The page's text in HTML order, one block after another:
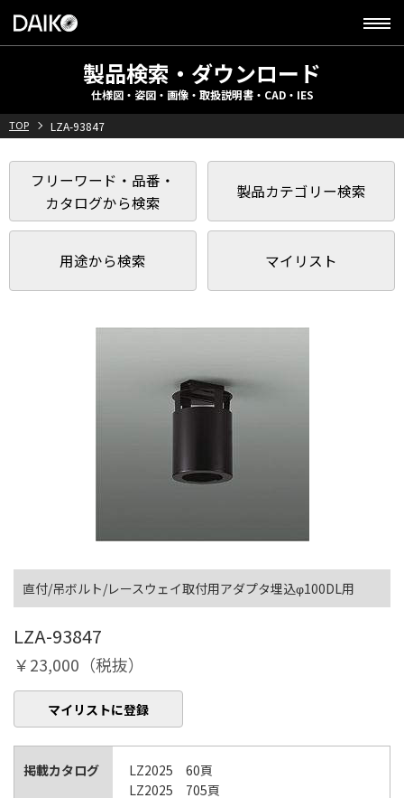
製品検索・ダウンロード
仕様図・姿図・画像・取扱説明書・CAD・IES
TOP LZA-93847
フリーワード・品番・
カタログから検索
製品カテゴリー検索
用途から検索 マイリスト
直付/吊ボルト/レースウェイ取付用アダプタ埋込φ100DL用
LZA-93847
￥23,000（税抜）
マイリストに登録
掲載カタログ
LZ2025 60頁
LZ2025 705頁